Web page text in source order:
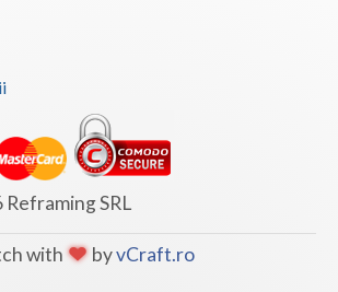
SRL
with byvCraft.ro